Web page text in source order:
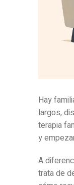
Hay
largos,
terapia
y
A
trata de